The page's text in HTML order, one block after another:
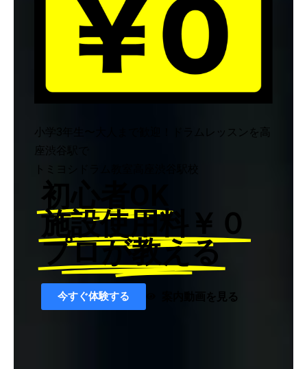
小学3年生〜大人まで歓迎！ドラムレッスンを高
座渋谷駅で
初心者OK
施設使用料￥０
プロが教える
今すぐ体験する 案内動画を見る